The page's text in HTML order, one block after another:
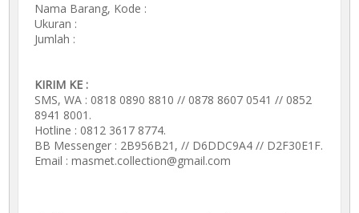
Nama Barang, Kode :
Ukuran :
Jumlah :
KIRIM KE :
SMS, WA : 0818 0890 8810 // 0878 8607 0541 // 0852
8941 8001.
Hotline : 0812 3617 8774.
BB Messenger : 2B956B21, // D6DDC9A4 // D2F30E1F.
Email : masmet.collection@gmail.com